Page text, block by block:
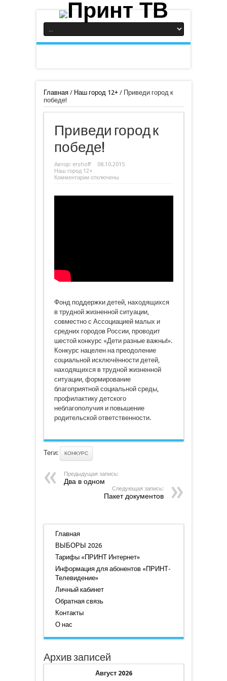
Главная/ Наш город 12+/ Приведи город к
победе!
Приведи город к
победе!
Автор: ershoff
08.10.2015
Наш город 12+
Комментариик
город
отключены
Фонд поддержки детей, находящихся
в трудной жизненной ситуации,
совместно с Ассоциацией малых и
средних городов России, проводит
шестой конкурс «Дети разные важны!».
Конкурс нацелен на преодоление
социальной исключённости детей,
находящихся в трудной жизненной
ситуации, формирование
благоприятной социальной среды,
профилактику детского
неблагополучия и повышение
родительской ответственности.
Теги: КОНКУРС
Предыдущая запись:
Два в одном
Следующая запись:
Пакет документов
Главная
ВЫБОРЫ 2026
Тарифы «ПРИНТ Интернет»
Информация для абонентов «ПРИНТ-
Телевидение»
Личный кабинет
Обратная связь
Контакты
О нас
Архив записей
Август 2026